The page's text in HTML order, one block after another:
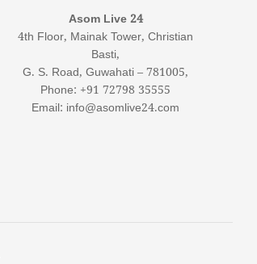
Asom Live 24
4th Floor, Mainak Tower, Christian
Basti,
G. S. Road, Guwahati – 781005,
Phone: +91 72798 35555
Email: info@asomlive24.com